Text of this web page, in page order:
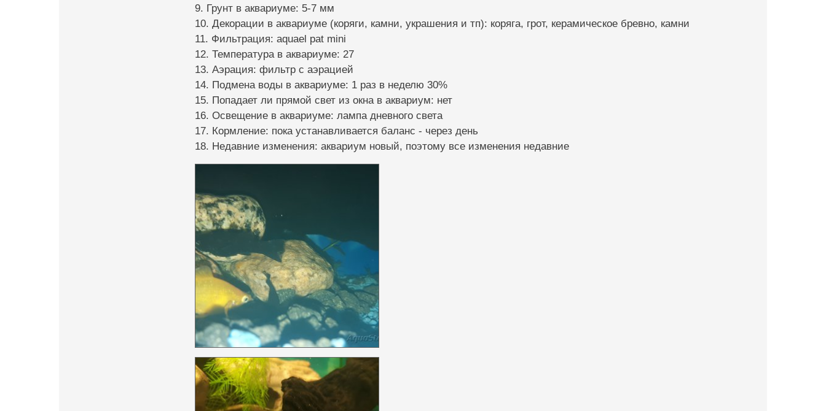
9. Грунт в аквариуме: 5-7 мм
10. Декорации в аквариуме (коряги, камни, украшения и тп): коряга, грот, керамическое бревно, камни
11. Фильтрация: aquael pat mini
12. Температура в аквариуме: 27
13. Аэрация: фильтр с аэрацией
14. Подмена воды в аквариуме: 1 раз в неделю 30%
15. Попадает ли прямой свет из окна в аквариум: нет
16. Освещение в аквариуме: лампа дневного света
17. Кормление: пока устанавливается баланс - через день
18. Недавние изменения: аквариум новый, поэтому все изменения недавние